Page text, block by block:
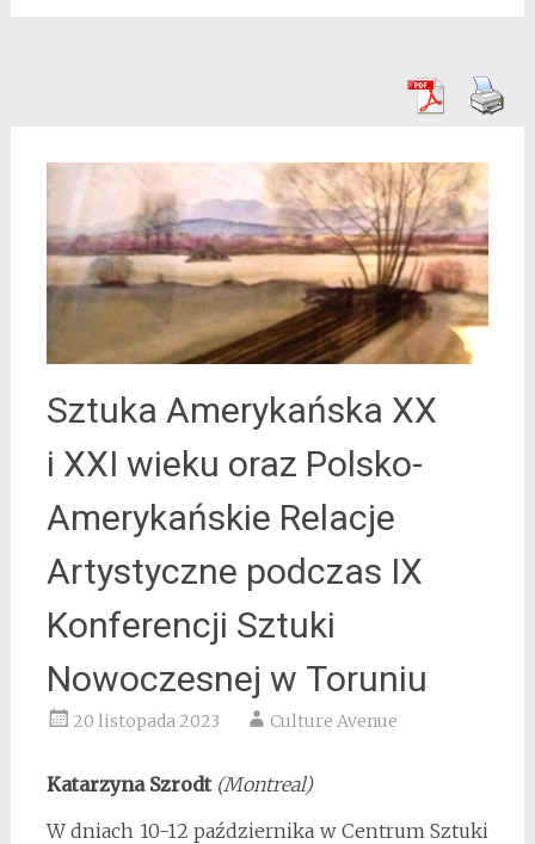
Sztuka Amerykańska XX
i XXI wieku oraz Polsko-
Amerykańskie Relacje
Artystyczne podczas IX
Konferencji Sztuki
Nowoczesnej w Toruniu
20 listopada 2023 Culture Avenue
Katarzyna Szrodt (Montreal)
W dniach 10-12 października w Centrum Sztuki